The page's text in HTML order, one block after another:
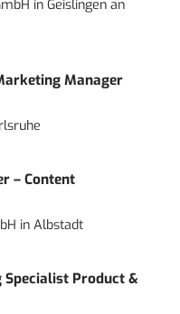
inGeislingen an
Manager
– Content
inAlbstadt
Product &